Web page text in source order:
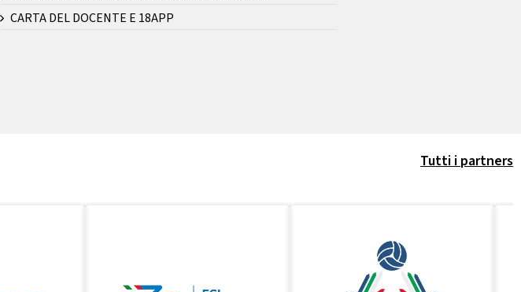
CARTA DEL DOCENTE E 18APP
Tutti i partners